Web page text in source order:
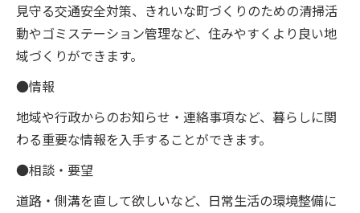
見守る交通安全対策、きれいな町づくりのための清掃活
動やゴミステーション管理など、住みやすくより良い地
域づくりができます。
●情報
地域や行政からのお知らせ・連絡事項など、暮らしに関
わる重要な情報を入手することができます。
●相談・要望
道路・側溝を直して欲しいなど、日常生活の環境整備に